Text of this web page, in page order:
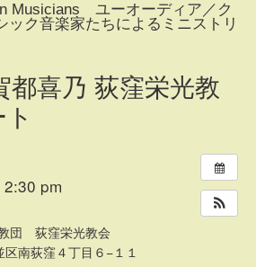
/ ユーオー
フィシャ
サイト
Musicians ユーオーディア／ク
ック音楽家たちによるミニストリ
都喜乃 荻窪栄光教
pm
団 荻窪栄光教会
南荻窪４丁目６−１１